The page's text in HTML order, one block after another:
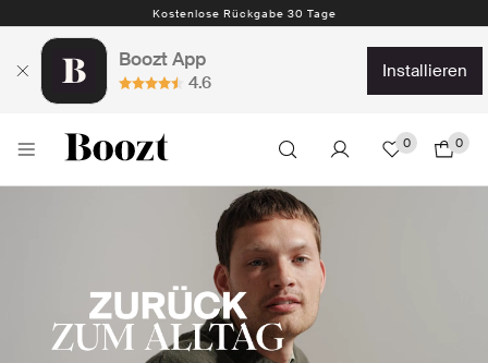
Kostenlose Rückgabe 30 Tage
Boozt App
4.6
installieren
0 0